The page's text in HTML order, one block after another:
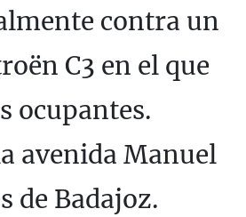
contra un
C3 en el que
ocupantes.
avenida Manuel
de Badajoz.